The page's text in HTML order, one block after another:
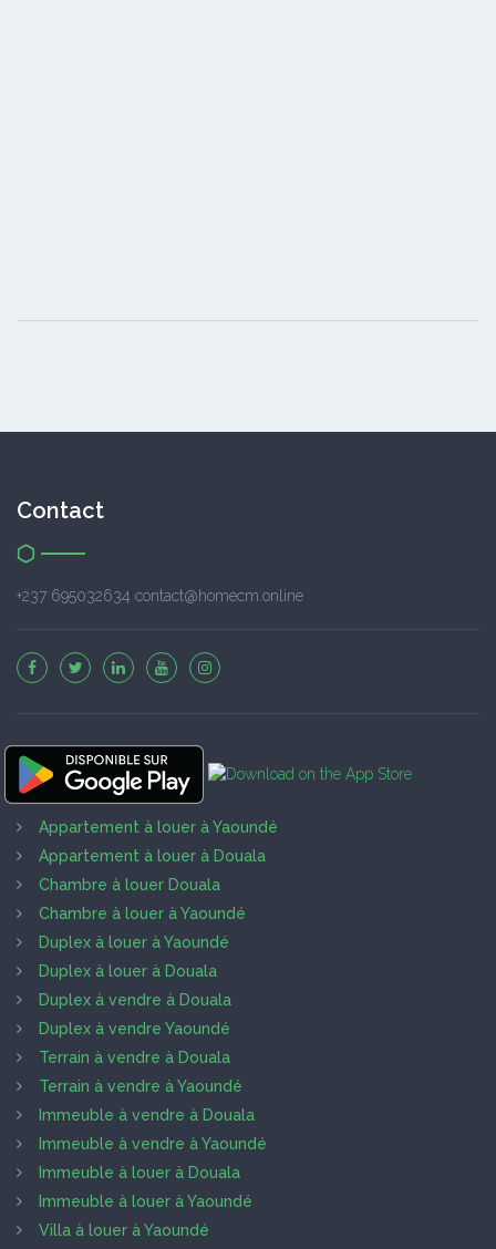
Contact
+237 695032634 contact@homecm.online
Appartement à louer à Yaoundé
Appartement à louer à Douala
Chambre à louer Douala
Chambre à louer à Yaoundé
Duplex à louer à Yaoundé
Duplex à louer à Douala
Duplex à vendre à Douala
Duplex à vendre Yaoundé
Terrain à vendre à Douala
Terrain à vendre à Yaoundé
Immeuble à vendre à Douala
Immeuble à vendre à Yaoundé
Immeuble à louer à Douala
Immeuble à louer à Yaoundé
Villa à louer à Yaoundé